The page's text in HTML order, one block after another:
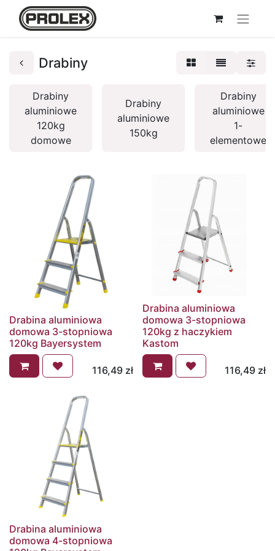
Drabiny
Drabiny
aluminiowe
120kg
domowe
Drabiny
aluminiowe
150kg
Drabiny
aluminiowe
1-
elementowe
Drabina aluminiowa
domowa 3-stopniowa
120kg Bayersystem
116,49zł
Drabina aluminiowa
domowa 3-stopniowa
120kg z haczykiem
Kastom
116,49 zł
Drabina aluminiowa
domowa 4-stopniowa